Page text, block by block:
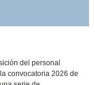
del personal
convocatoria 2026 de